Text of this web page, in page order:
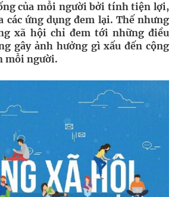
của mỗi người bởi tính tiện lợi,
các ứng dụng đem lại. Thế nhưng
xã hội chỉ đem tới những điều
gây ảnh hưởng gì xấu đến cộng
mỗi người.